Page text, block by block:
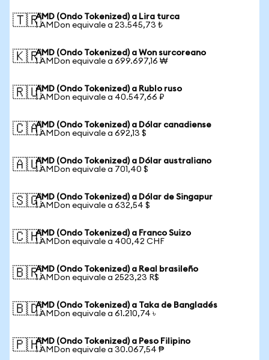
🇹🇷AMD (Ondo Tokenized) a Lira turca
1 AMDon equivale a 23.545,73 ₺
🇰🇷AMD (Ondo Tokenized) a Won surcoreano
1 AMDon equivale a 699.697,16 ₩
🇷🇺AMD (Ondo Tokenized) a Rublo ruso
1 AMDon equivale a 40.547,66 ₽
🇨🇦AMD (Ondo Tokenized) a Dólar canadiense
1 AMDon equivale a 692,13 $
🇦🇺AMD (Ondo Tokenized) a Dólar australiano
1 AMDon equivale a 701,40 $
🇸🇬AMD (Ondo Tokenized) a Dólar de Singapur
1 AMDon equivale a 632,54 $
🇨🇭AMD (Ondo Tokenized) a Franco Suizo
1 AMDon equivale a 400,42 CHF
🇧🇷AMD (Ondo Tokenized) a Real brasileño
1 AMDon equivale a 2523,23 R$
🇧🇩AMD (Ondo Tokenized) a Taka de Bangladés
1 AMDon equivale a 61.210,74 ৳
🇵🇭AMD (Ondo Tokenized) a Peso Filipino
1 AMDon equivale a 30.067,54 ₱